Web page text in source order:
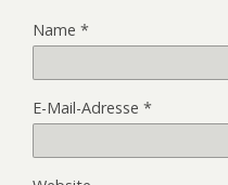
Name *
E-Mail-Adresse *